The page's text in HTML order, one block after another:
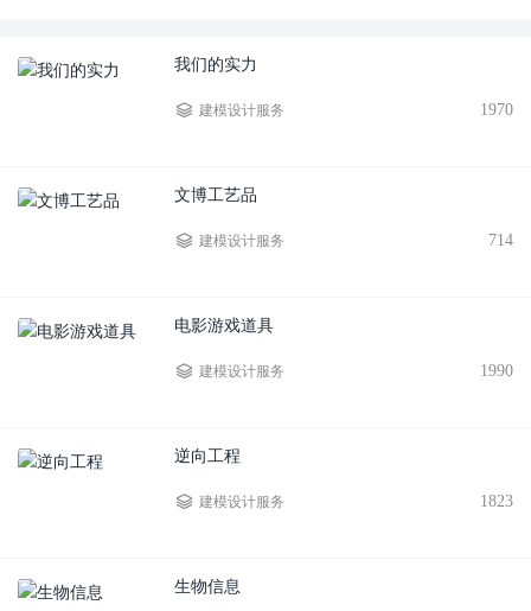
我们的实力
建模设计服务 1970
文博工艺品
建模设计服务 714
电影游戏道具
建模设计服务 1990
逆向工程
建模设计服务 1823
生物信息